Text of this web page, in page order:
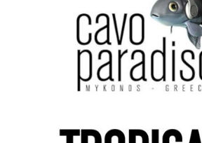
Σεβασμιώτατος Δωρόθεος Β’